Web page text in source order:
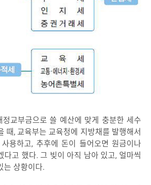
정교부금으로 쓸 예산에 맞게 충분한 세수
때, 교육부는 교육청에 지방채를 발행해서
용하고, 추후에 돈이 들어오면 원금이나
다고 했다. 그 빚이 아직 남아 있고, 얼마씩
는 상황이다.